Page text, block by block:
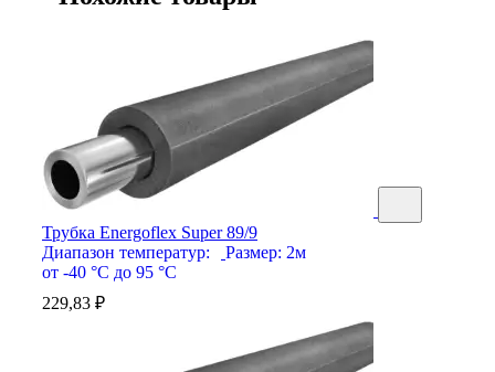
Трубка Energoflex Super 89/9
Диапазон температур:
от -40 °С до 95 °С
Размер: 2м
229,83 ₽